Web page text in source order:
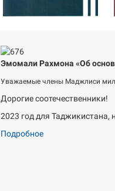
Эмомали Рахмона «Об
Уважаемые члены Маджлиси
Дорогие соотечественники!
2023 год для Таджикистана,
Подробное